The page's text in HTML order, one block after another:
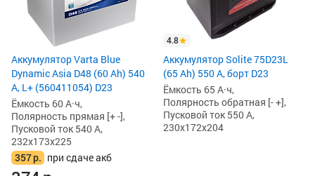
Аккумулятор Varta Blue
Dynamic Asia D48 (60 Ah) 540
А, L+ (560411054) D23
Ёмкость 60 А·ч,
Полярность прямая [+ -],
Пусковой ток 540 А,
232x173x225
357р. при сдаче акб
4.8
Аккумулятор Solite 75D23L
(65 Ah) 550 А, борт D23
Ёмкость 65 А·ч,
Полярность обратная [- +],
Пусковой ток 550 А,
230x172x204